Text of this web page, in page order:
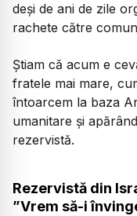
deși de ani de zile
rachete către
Știam că acum e
fratele mai mare,
întoarcem la baza
umanitare și
rezervistă.
Rezervistă din
”Vrem să-i